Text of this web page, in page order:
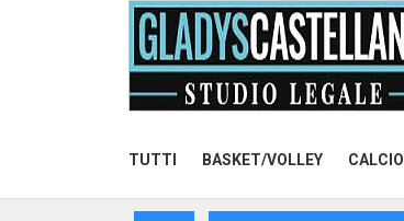
TUTTI BASKET/VOLLEY CALCIO